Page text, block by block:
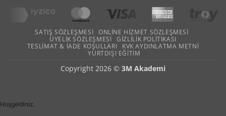
SATIŞ SÖZLEŞMESI
ONLINE HIZMET SÖZLEŞMESI
ÜYELIK SÖZLEŞMESI
GIZLILIK POLITIKASI
TESLIMAT & İADE KOŞULLARI
KVK AYDINLATMA METNI
YURTDIŞI EĞITIM
Copyright 2026 © 3M Akademi
Hoşgeldiniz.